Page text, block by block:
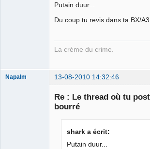
Putain duur...
Du coup tu revis dans ta BX/
La crème du crime.
Napalm 13-08-2010 14:32:46
Re : Le thread où tu
bourré
shark a écrit:
Putain duur...